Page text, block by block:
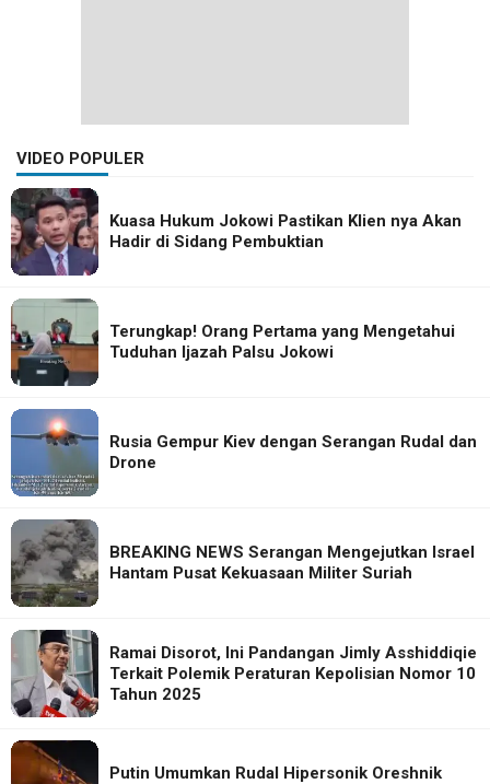
VIDEO POPULER
Kuasa Hukum Jokowi Pastikan Klien nya Akan
Hadir di Sidang Pembuktian
Terungkap! Orang Pertama yang Mengetahui
Tuduhan Ijazah Palsu Jokowi
Rusia Gempur Kiev dengan Serangan Rudal dan
Drone
BREAKING NEWS Serangan Mengejutkan Israel
Hantam Pusat Kekuasaan Militer Suriah
Ramai Disorot, Ini Pandangan Jimly Asshiddiqie
Terkait Polemik Peraturan Kepolisian Nomor 10
Tahun 2025
Putin Umumkan Rudal Hipersonik Oreshnik